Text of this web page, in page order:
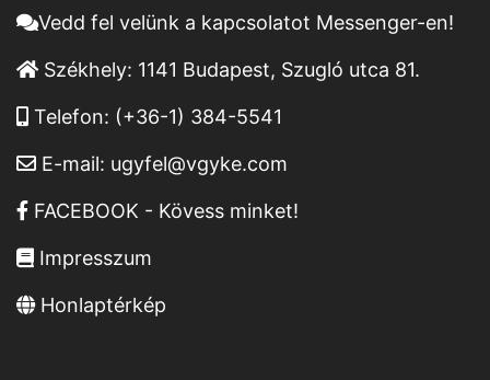
Vedd fel velünk a kapcsolatot Messenger-en!
Székhely: 1141 Budapest, Szugló utca 81.
Telefon: (+36-1) 384-5541
E-mail: ugyfel@vgyke.com
FACEBOOK - Kövess minket!
Impresszum
Honlaptérkép